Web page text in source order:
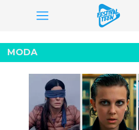
para
o
conteúdo
MODA